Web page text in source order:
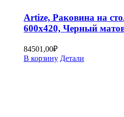
Artize, Раковина на
600х420, Черный
84501,00₽
В корзину Детали